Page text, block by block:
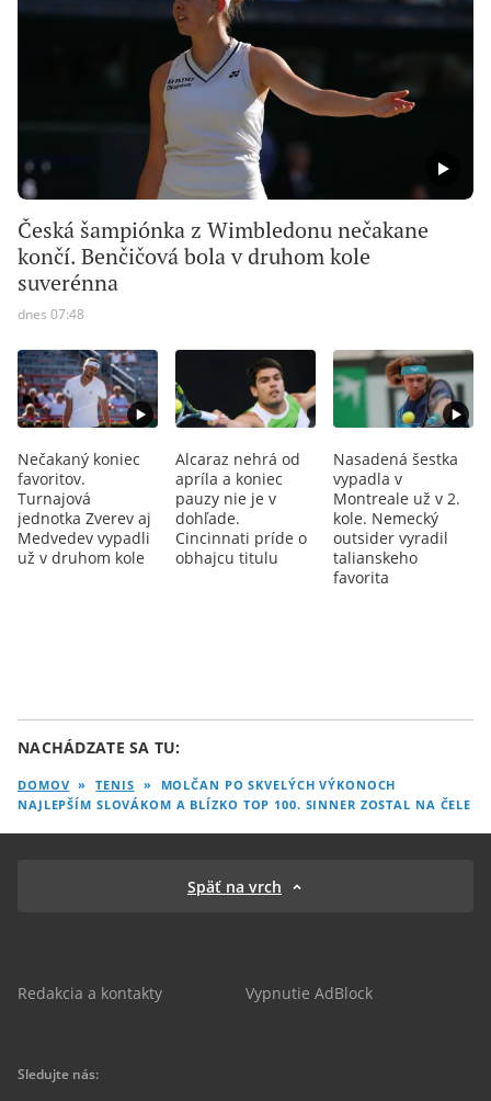
Česká šampiónka z Wimbledonu nečakane
končí. Benčičová bola v druhom kole
suverénna
dnes 07:48
Nečakaný koniec
favoritov.
Turnajová
jednotka Zverev aj
Medvedev vypadli
už v druhom kole
Alcaraz nehrá od
apríla a koniec
pauzy nie je v
dohľade.
Cincinnati príde o
obhajcu titulu
Nasadená šestka
vypadla v
Montreale už v 2.
kole. Nemecký
outsider vyradil
talianskeho
favorita
NACHÁDZATE SA TU:
DOMOV » TENIS »
MOLČAN PO SKVELÝCH VÝKONOCH
NAJLEPŠÍM SLOVÁKOM A BLÍZKO TOP 100. SINNER ZOSTAL NA ČELE
Späť na vrch
Redakcia a kontakty Vypnutie AdBlock
Sledujte nás: